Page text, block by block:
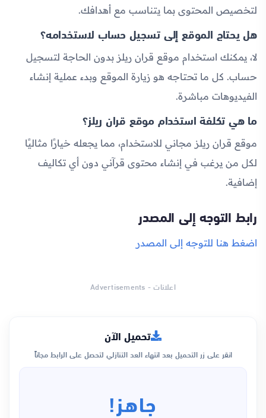
لتخصيص المحتوى بما يتناسب مع أهدافك.
هل يحتاج الموقع إلى تسجيل حساب لاستخدامه؟
لا، يمكنك استخدام موقع قران ريلز بدون الحاجة لتسجيل
حساب. كل ما تحتاجه هو زيارة الموقع وبدء عملية إنشاء
الفيديوهات مباشرة.
ما هي تكلفة استخدام موقع قران ريلز؟
موقع قران ريلز مجاني للاستخدام، مما يجعله خيارًا مثاليًا
لكل من يرغب في إنشاء محتوى قرآني دون أي تكاليف
إضافية.
رابط التوجه إلى المصدر
اضغط هنا للتوجه إلى المصدر
اعلانات - Advertisements
تحميل الآن
انقر على زر التحميل بعد انتهاء العد التنازلي لتحصل على الرابط مجاناً
جاهز!